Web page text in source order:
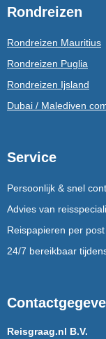
Rondreizen
Rondreizen Mauritius
Rondreizen Puglia
Rondreizen Ijsland
Dubai / Malediven
Service
Persoonlijk & snel
Advies van
Reispapieren per post
24/7 bereikbaar
Reisgraag.nl B.V.